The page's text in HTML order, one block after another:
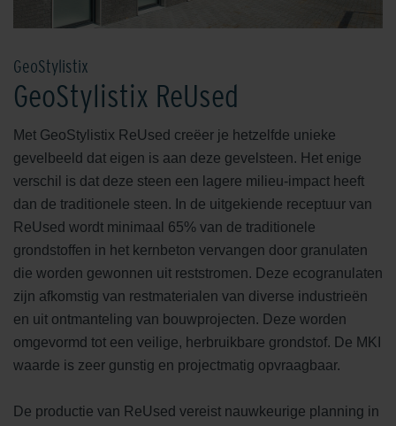
GeoStylistix
GeoStylistix ReUsed
Met GeoStylistix ReUsed creëer je hetzelfde unieke
gevelbeeld dat eigen is aan deze gevelsteen. Het enige
verschil is dat deze steen een lagere milieu-impact heeft
dan de traditionele steen. In de uitgekiende receptuur van
ReUsed wordt minimaal 65% van de traditionele
grondstoffen in het kernbeton vervangen door granulaten
die worden gewonnen uit reststromen. Deze ecogranulaten
zijn afkomstig van restmaterialen van diverse industrieën
en uit ontmanteling van bouwprojecten. Deze worden
omgevormd tot een veilige, herbruikbare grondstof. De MKI
waarde is zeer gunstig en projectmatig opvraagbaar.
De productie van ReUsed vereist nauwkeurige planning in